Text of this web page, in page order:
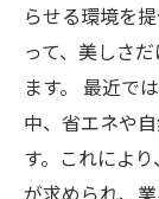
らせる環境を
って、美しさ
ます。 最近で
中、省エネや
す。これによ
が求められ、